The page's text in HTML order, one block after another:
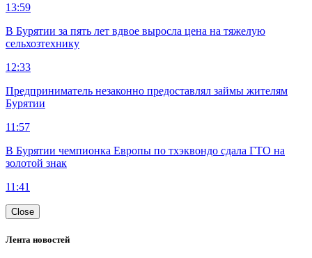
13:59
В Бурятии за пять лет вдвое выросла цена на тяжелую
сельхозтехнику
12:33
Предприниматель незаконно предоставлял займы жителям
Бурятии
11:57
В Бурятии чемпионка Европы по тхэквондо сдала ГТО на
золотой знак
11:41
Close
Лента новостей